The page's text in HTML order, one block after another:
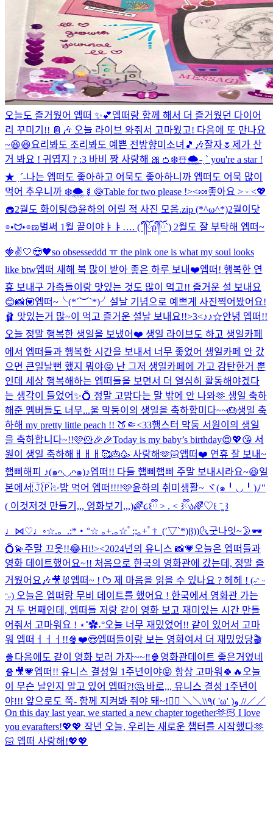
오늘도 즐거웠어 엡떠 ✨💕엡떠랑 함께 해서 더 즐거웠던 다이어
리 꾸미기!! 📔🎶 오늘 라이브 와줘서 고마웠고! 다음에 또 만나요
~😆😆요리봐도 조리봐도 예쁜 전방향미소녀🎵🎶잘자🌷 제가 산
거 봐요 ! 귀엽지 ? :3 바비 짱 사랑해 🎀👛 ❄️☃️🌨️˗ˏˋ you're a star !
★ ˎˊ˗나는 엡떠도 좋아하고 어묵도 좋아하니까 엡떠도 어묵 많이
먹어 추우니까 ❄️🌨️🍢🍥Table for two please !><🍬좋아요 ˃ ᵕ ˂💖
🧁2월도 화이팅😊윤하의 어릴 적 사진 모음.zip (*^ω^*)2월이닷
⌯•ᗢ•⌯ಣ벌써 1월 끝이야ㅑㅑ…. (´༎ຶོρ༎ຶོ`) 2월도 잘 부탁해 엡떠~
🍓✌️🤍😎🖤so obsesseddd ㅠ the pink one is what my soul looks
like btw엡떠 새해 복 많이 받아 좋은 하루 보내❤️엡떠! 행복한 연
휴 보내구 가족들이랑 맛있는 것도 많이 먹고!! 즐거운 설 보내요
😊📸💟엡떠~╰(*´︶`*)╯설날 기념으로 예쁘게 사진찍어봤어요!
🩰 맛있는거 많~이 먹고 즐거운 설날 보내요!!>3<♪♪☆안녕 엡떠!!
오늘 정말 행복한 생일을 보냈어❤️ 생일 라이브도 하고 생일카페
에서 엡떠들과 행복한 시간을 보내서 너무 좋었어 생일카페 안 갔
으면 큰일날뻔 했지 뭐야😝 난 그저 생일카페에 가고 감탄한거 뿐
인데 세상 행복해하는 엡떠들을 보면서 더 열심히 활동해야겠다
는 생각이 들었어✨💍 정말 고맙다는 말 밖에 안 나와🫶 생일 축하
해준 멤버들도 너무...울 막둥이의 생일을 축하함미다~~🎂생일 축
하해 my pretty little peach !! 🍑🤏<33햄스터 막둥 서원이의 생일
을 축하합니다~!!🩷🐹🎉🎉Today is my baby’s birthday😍💖😘 서
원이 생일 축하해ㅐㅐㅐ🥰🎂🥳 사랑해🫶🏻앱떠❤️ 연휴 잘 보내~
햅삐해피 ♪(๑ᴖ◡ᴖ๑)♪엡떠!! 다들 햅삐햅삐 주말 보내시라요~😆일
본에서🇯🇵✨밥 먹어 엡떠!!!!🩷윤하의 취미생활~ ヾ(๑╹◡╹)ﾉ"
( 이것저것 만들기,,, 영화보기,,,)🌈૮꒰ྀི > . < ꒱ྀིა🌈♡꒰ ¨̮͚ ꒱
♩⋈♡♩◦☆.。.:*・°☆ ｡+.｡☆ﾟ:;｡+ﾟ†_(′▽`*)β))🌜굿나잇~🌛🕶️
💍💫주말 끄읏!!😂Hi!><2024년의 유니스 📸💗 오늘은 엡떠들과
영화 데이트했어요~!! 처음으로 한국의 영화관에 갔는데, 정말 즐
거웠어요🎶🎥🐰 엡떠~ ! ᡣ𐭩 제 마음을 읽을 수 있나요 ? 헤헤 ! (˶ᵔ ᵕ
ᵔ˶) 오늘은 엡떠랑 무비 데이트를 했어요 ! 한국에서 영화관 가는
거 두 번째인데, 엡떠들 저랑 같이 영화 보고 재미있는 시간 만들
어줘서 고마워요 ! ⋆˚✿˖°오늘 너무 재밌었어!! 같이 있어서 고마
워 엡떠ㅓㅓㅓ!!🍿❤️😍엡떠들이랑 보는 영화여서 더 재밌었당🎬
🍿 다음에도 같이 영화 보러 가자~~‼️🍿 영화관데이트 좋은거였네
🍿🎥💗엡떠!! 유니스 결성일 1주년이야😝 항상 고마워🍀🔥 오늘
이 무슨 날인지 알고 있어 엡떠?!🤔 바로,,, 유니스 결성 1주년이
야!!! 앞으로도 쭉- 함께 지켜봐 줘야 돼~!❤️‍🔥 ＼＼\\٩( 'ω' )و //／／
On this day last year, we started a new chapter together🫶🏻 I love
you evarafters!💖💖 작년 오늘, 우리는 새로운 챕터를 시작했다🫶
🏻 엡떠 사랑해!💖💖